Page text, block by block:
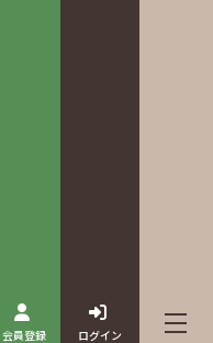
会員登録 ログイン